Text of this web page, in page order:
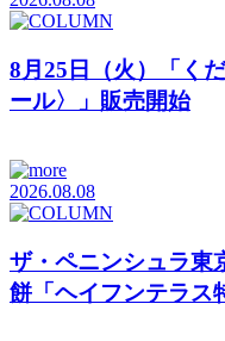
8月25日（火）「く
ール〉」販売開始
2026.08.08
ザ・ペニンシュラ東
餅「ヘイフンテラス